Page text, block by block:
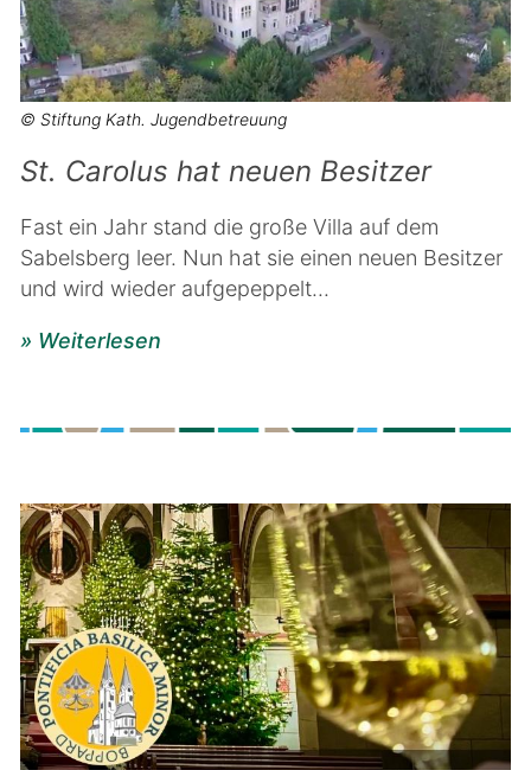
© Stiftung Kath. Jugendbetreuung
St. Carolus hat neuen Besitzer
Fast ein Jahr stand die große Villa auf dem
Sabelsberg leer. Nun hat sie einen neuen Besitzer
und wird wieder aufgepeppelt...
» Weiterlesen